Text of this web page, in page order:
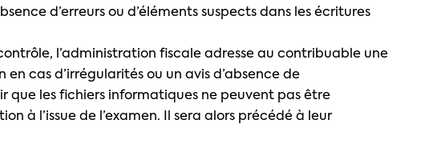
d’erreurs ou d’éléments suspects dans les écritures
l’administration fiscale adresse au contribuable une
cas d’irrégularités ou un avis d’absence de
que les fichiers informatiques ne peuvent pas être
à l’issue de l’examen. Il sera alors précédé à leur